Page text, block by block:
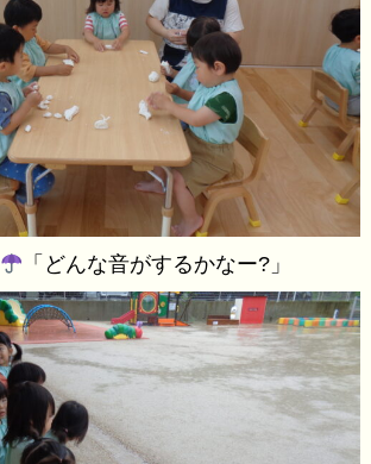
「どんな音がするかなー?」